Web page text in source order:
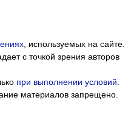
, используемых на сайте.
с точкой зрения авторов
при выполнении условий
материалов запрещено.